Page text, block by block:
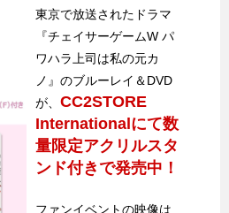
東京で放送されたドラマ
『チェイサーゲームW パ
ワハラ上司は私の元カ
ノ』のブルーレイ＆DVD
が、 CC2STORE
Internationalにて数
量限定アクリルスタ
ンド付きで発売中！
ファンイベントの映像は